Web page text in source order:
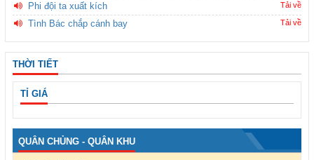
Phi đội ta xuất kích Tải về
Tình Bác chắp cánh bay Tải về
THỜI TIẾT
TỈ GIÁ
QUÂN CHỦNG - QUÂN KHU